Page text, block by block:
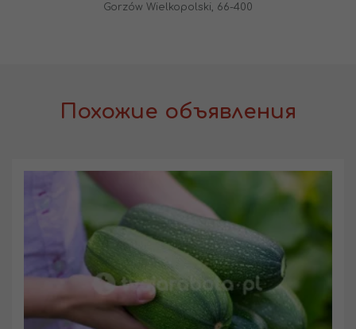
Gorzów Wielkopolski, 66-400
Похожие объявления